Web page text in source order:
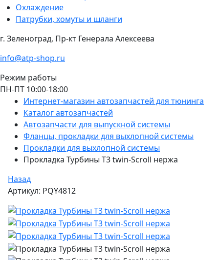
Охлаждение
Патрубки, хомуты и шланги
г. Зеленоград, Пр-кт Генерала Алексеева
info@atp-shop.ru
Режим работы
ПН-ПТ 10:00-18:00
Интернет-магазин автозапчастей для тюнинга
Каталог автозапчастей
Автозапчасти для выпускной системы
Фланцы, прокладки для выхлопной системы
Прокладки для выхлопной системы
Прокладка Турбины T3 twin-Scroll нержа
Назад
Артикул: PQY4812